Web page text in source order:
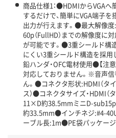
商品仕様1：●HDMIからVGA
するだけで、簡単にVGA端子
出力が行えます。●最大解像
60p（FullHD）までの解像度に
が可能です。●3重シールド構
にくい3重シールド構造を採
鉛ハンダ・OFC電材使用●【注
対応しておりません。※音声
ん。●コネクタ形状:HDMI（タ
ス）●コネクタサイズ・HDMI
11×D約38.5mmミニD-
約33.5mm●インチネジ:#4-
ーブル長:1m●PE袋パッケー